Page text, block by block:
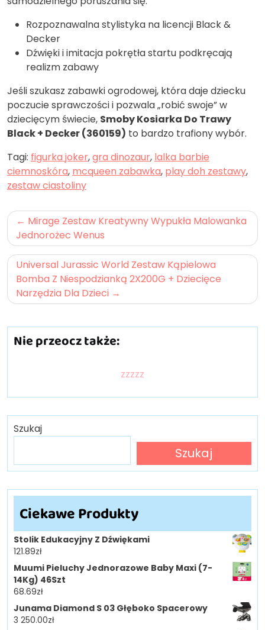
Rozpoznawalna stylistyka na licencji Black &
Decker
Dźwięki i imitacja pokrętła startu podkręcają
realizm zabawy
Jeśli szukasz zabawki ogrodowej, która daje dziecku
poczucie sprawczości i pozwala „robić swoje” w
dziecięcym świecie, Smoby Kosiarka Do Trawy
Black + Decker (360159) to bardzo trafiony wybór.
Tagi: figurka joker,gra dinozaur, lalka barbie
ciemnoskóra, mcqueen zabawka, play doh zestawy,
zestaw ciastoliny
Nawigacja
wpisu
Mirage Zestaw Kreatywny Wypukła Malowanka
Jednorożec Wenus
Universal Jurassic World Zestaw Kąpielowa
Bomba Z Niespodzianką 2X200G + Dziecięce
Narzędzia Dla Dzieci
Nie przeocz także:
zzzzz
Szukaj
Szukaj
Ciekawe Produkty
Stolik Edukacyjny Z Dźwiękami
121.89zł
Muumi Pieluchy Jednorazowe Baby Maxi (7-
14Kg) 46Szt
68.69zł
Junama Diamond S 03 Głęboko Spacerowy
3 250.00zł